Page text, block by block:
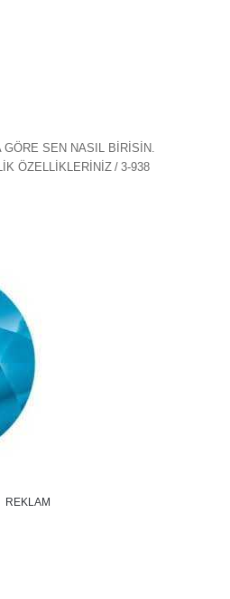
GÖRE SEN NASIL BİRİSİN.
ÖZELLİKLERİNİZ / 3-938
REKLAM